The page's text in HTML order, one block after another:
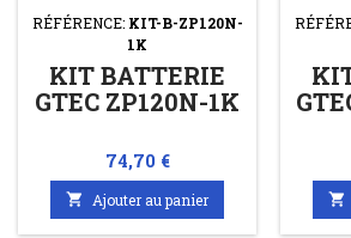
RÉFÉRENCE: KIT-B-ZP120N-
1K
KIT BATTERIE
GTEC ZP120N-1K
Prix
74,70 €
 Ajouter au panier 